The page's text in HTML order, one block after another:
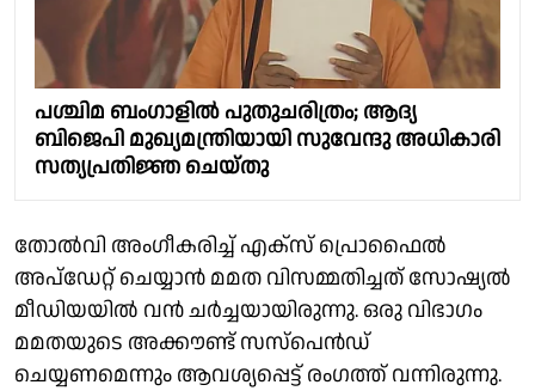
പശ്ചിമ ബംഗാളിൽ പുതുചരിത്രം; ആദ്യ
ബിജെപി മുഖ്യമന്ത്രിയായി സുവേന്ദു അധികാരി
സത്യപ്രതിജ്ഞ ചെയ്തു
തോൽവി അംഗീകരിച്ച് എക്സ് പ്രൊഫൈൽ
അപ്ഡേറ്റ് ചെയ്യാൻ മമത വിസമ്മതിച്ചത് സോഷ്യൽ
മീഡിയയിൽ വൻ ചർച്ചയായിരുന്നു. ഒരു വിഭാഗം
മമതയുടെ അക്കൗണ്ട് സസ്‌പെൻഡ്
ചെയ്യണമെന്നും ആവശ്യപ്പെട്ട് രംഗത്ത് വന്നിരുന്നു.